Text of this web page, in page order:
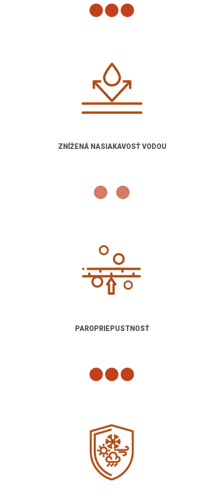
ZNÍŽENÁ NASIAKAVOSŤ VODOU
PAROPRIEPUSTNOSŤ